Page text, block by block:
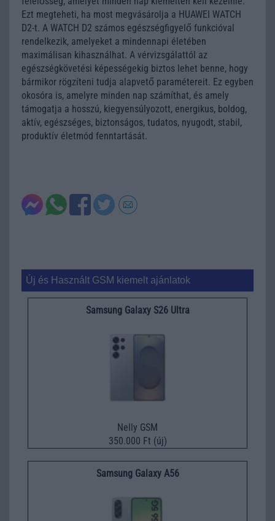
Ezt megteheti, ha most megvásárolja a HUAWEI WATCH
D2-t. A WATCH D2 számos egészségfigyelő funkcióval
rendelkezik, amelyeket a mindennapi életében
maximálisan kihasználhat. A vérvizsgálattól az
egészségkövetési képességekig biztos lehet benne, hogy
bármikor rögzíteni tudja alapvető paramétereit. Ez egyben
okosóra is, amelyre minden nap számíthat, és amely
támogatja a hosszú, kiegyensúlyozott, energikus, boldog,
aktív, egészséges, biztonságos, tudatos, nyugodt, stabil,
produktív életmód fenntartását.
Új és Használt GSM kiemelt ajánlatok
Samsung Galaxy S26 Ultra
Nelly GSM
350.000 Ft (új)
Samsung Galaxy A56